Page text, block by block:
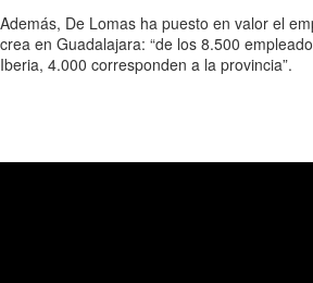
Además, De Lomas ha puesto en valor el
crea en Guadalajara: “de los 8.500
Iberia, 4.000 corresponden a la provincia”.